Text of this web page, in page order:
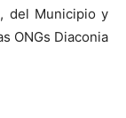
del Municipio y
ONGs Diaconia